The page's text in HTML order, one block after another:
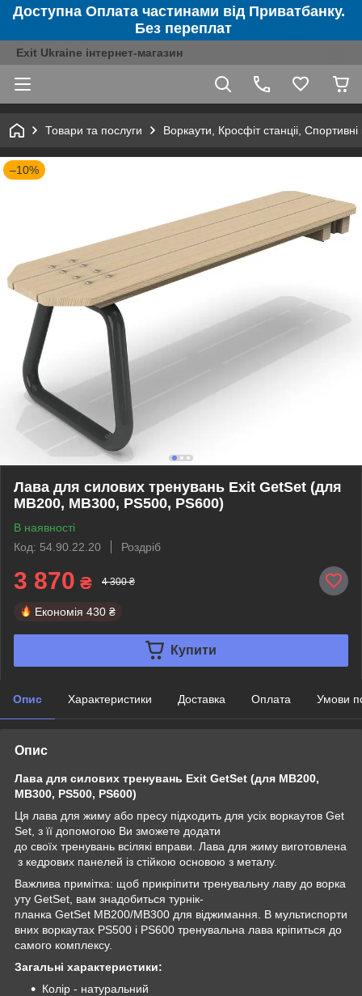
Доступна Оплата частинами від Приватбанку.
Без переплат
Exit Ukraine інтернет-магазин
Товари та послуги Воркаути, Кросфіт станціі,
–10%
Лава для силових тренувань Exit GetSet (для
MB200, MB300, PS500, PS600)
В наявності
Код: 54.90.22.20
Роздріб
3 870 ₴ 4 300 ₴
Економія 430 ₴
Купити
Опис Характеристики Доставка Оплата Умови
Опис
Лава для силових тренувань Exit GetSet (для MB200,
MB300, PS500, PS600)
Ця лава для жиму або пресу підходить для усіх воркаутов Get
Set, з її допомогою Ви зможете додати
до своїх тренувань всілякі вправи. Лава для жиму виготовлена
з кедрових панелей із стійкою основою з металу.
Важлива примітка: щоб прикріпити тренувальну лаву до ворка
уту GetSet, вам знадобиться турнік-
планка GetSet MB200/MB300 для віджимання. В мультиспорти
вних воркаутах PS500 і PS600 тренувальна лава кріпиться до
самого комплексу.
Загальні характеристики:
Колір - натуральний